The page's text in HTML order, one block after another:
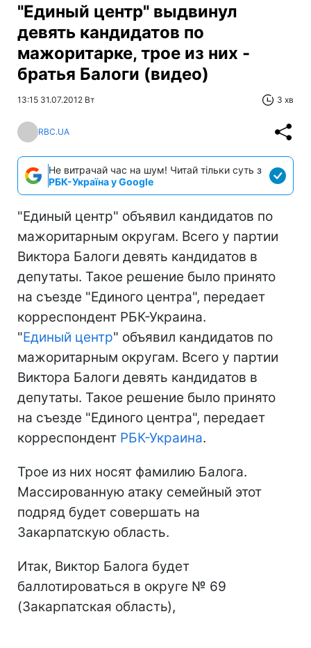
"Единый центр" выдвинул
девять кандидатов по
мажоритарке, трое из них -
братья Балоги (видео)
13:15 31.07.2012 Вт 3 хв
RBC.UA
Не витрачай час на шум! Читай тільки суть з
РБК-Україна у Google
"Единый центр" объявил кандидатов по
мажоритарным округам. Всего у партии
Виктора Балоги девять кандидатов в
депутаты. Такое решение было принято
на съезде "Единого центра", передает
корреспондент РБК-Украина.
"Единый центр" объявил кандидатов по
мажоритарным округам. Всего у партии
Виктора Балоги девять кандидатов в
депутаты. Такое решение было принято
на съезде "Единого центра", передает
корреспондент РБК-Украина.
Трое из них носят фамилию Балога.
Массированную атаку семейный этот
подряд будет совершать на
Закарпатскую область.
Итак, Виктор Балога будет
баллотироваться в округе № 69
(Закарпатская область),